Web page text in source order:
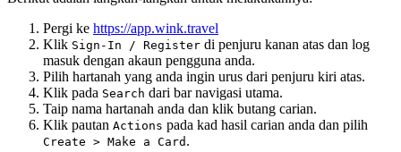
Pergi ke https://app.wink.travel
Klik Sign-In / Register di penjuru kanan atas dan log
masuk dengan akaun pengguna anda.
Pilih hartanah yang anda ingin urus dari penjuru kiri atas.
Klik pada Search dari bar navigasi utama.
Taip nama hartanah anda dan klik butang carian.
Klik pautan Actions pada kad hasil carian anda dan pilih
Create > Make a Card .